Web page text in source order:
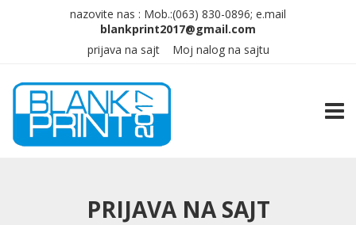
nazovite nas : Mob.:(063) 830-0896; e.mail
prijava na sajt Moj nalog na sajtu
PRIJAVA NA SAJT